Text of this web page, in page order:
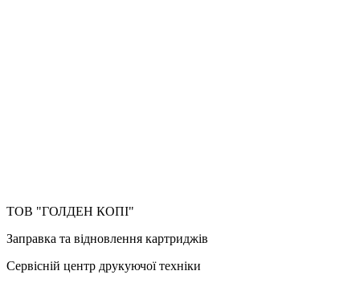
ТОВ "ГОЛДЕН КОПІ"
Заправка та відновлення картриджів
Сервісній центр друкуючої техніки